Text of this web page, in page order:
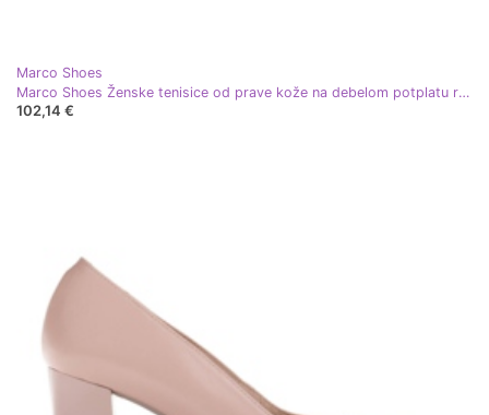
Marco Shoes
Marco Shoes Ženske tenisice od prave kože na debelom potplatu ružičasta zlatni
102,14 €